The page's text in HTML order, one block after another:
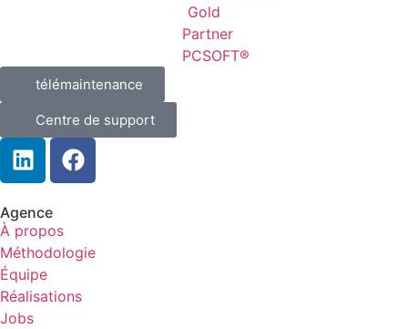
télémaintenance
Centre de support
Agence
À propos
Méthodologie
Équipe
Réalisations
Jobs